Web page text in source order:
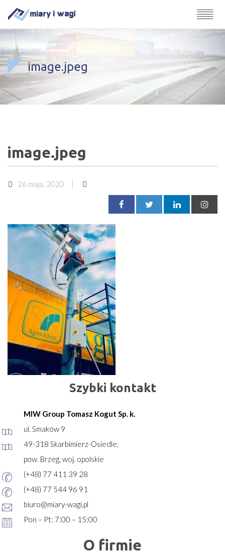
image.jpeg
image.jpeg
26 maja, 2020
Szybki kontakt
MIW Group Tomasz Kogut Sp. k.
ul. Smaków 9
49-318 Skarbimierz-Osiedle,
pow. Brzeg, woj. opolskie
(+48) 77 411 39 28
(+48) 77 544 96 91
biuro@miary-wagi.pl
Pon – Pt: 7:00 – 15:00
O firmie